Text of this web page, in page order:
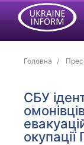
Головна
СБУ